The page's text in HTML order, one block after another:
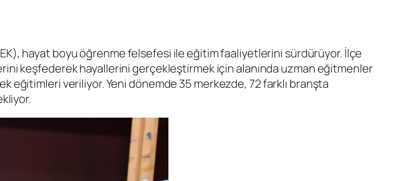
hayat boyu öğrenme felsefesi ile eğitim faaliyetlerini sürdürüyor. İlçe
keşfederek hayallerini gerçekleştirmek için alanında uzman eğitmenler
eğitimleri veriliyor. Yeni dönemde 35 merkezde, 72 farklı branşta